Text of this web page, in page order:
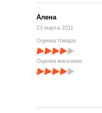
Алена
23 марта 2011
Оценка товара:
Оценка магазина: